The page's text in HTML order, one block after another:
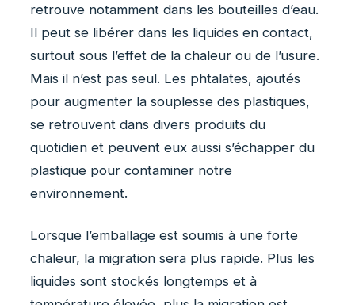
retrouve notamment dans les bouteilles d’eau.
Il peut se libérer dans les liquides en contact,
surtout sous l’effet de la chaleur ou de l’usure.
Mais il n’est pas seul. Les phtalates, ajoutés
pour augmenter la souplesse des plastiques,
se retrouvent dans divers produits du
quotidien et peuvent eux aussi s’échapper du
plastique pour contaminer notre
environnement.
Lorsque l’emballage est soumis à une forte
chaleur, la migration sera plus rapide. Plus les
liquides sont stockés longtemps et à